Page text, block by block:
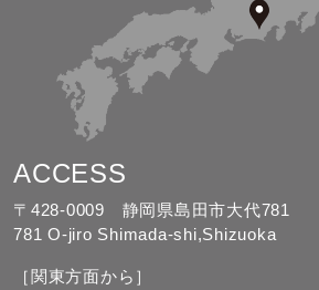
ACCESS
〒428-0009 静岡県島田市大代781
781 O-jiro Shimada-shi,Shizuoka
［関東方面から］